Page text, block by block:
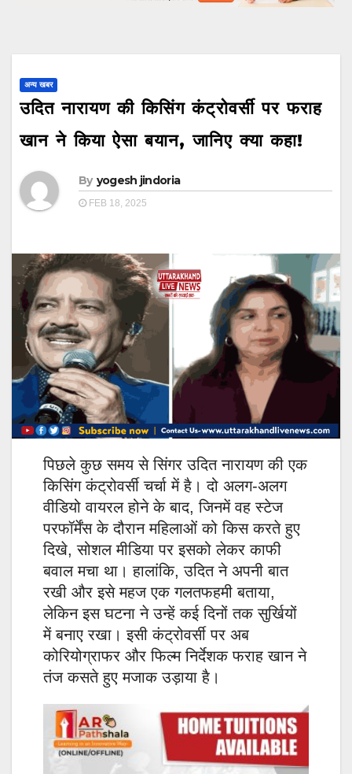
अन्य खबर
उदित नारायण की किसिंग कंट्रोवर्सी पर फराह
खान ने किया ऐसा बयान, जानिए क्या कहा!
By yogesh jindoria
FEB 18, 2025
पिछले कुछ समय से सिंगर उदित नारायण की एक
किसिंग कंट्रोवर्सी चर्चा में है। दो अलग-अलग
वीडियो वायरल होने के बाद, जिनमें वह स्टेज
परफॉर्मेंस के दौरान महिलाओं को किस करते हुए
दिखे, सोशल मीडिया पर इसको लेकर काफी
बवाल मचा था। हालांकि, उदित ने अपनी बात
रखी और इसे महज एक गलतफहमी बताया,
लेकिन इस घटना ने उन्हें कई दिनों तक सुर्खियों
में बनाए रखा। इसी कंट्रोवर्सी पर अब
कोरियोग्राफर और फिल्म निर्देशक फराह खान ने
तंज कसते हुए मजाक उड़ाया है।